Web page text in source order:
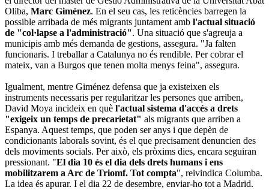
Oliba, Marc Giménez. En el seu cas, les reticències barregen la
possible arribada de més migrants juntament amb l'actual situació
de "col·lapse a l'administració". Una situació que s'agreuja a
municipis amb més demanda de gestions, assegura. "Ja falten
funcionaris. I treballar a Catalunya no és rendible. Per cobrar el
mateix, van a Burgos que tenen molta menys feina", assegura.
Igualment, mentre Giménez defensa que ja existeixen els
instruments necessaris per regularitzar les persones que arriben,
David Moya incideix en què l'actual sistema d'accés a drets
"exigeix un temps de precarietat" als migrants que arriben a
Espanya. Aquest temps, que poden ser anys i que depèn de
condicionants laborals sovint, és el que precisament denuncien des
dels moviments socials. Per això, els pròxims dies, encara seguiran
pressionant. "El dia 10 és el dia dels drets humans i ens
mobilitzarem a Arc de Triomf. Tot compta", reivindica Columba.
La idea és apurar. I el dia 22 de desembre, enviar-ho tot a Madrid.